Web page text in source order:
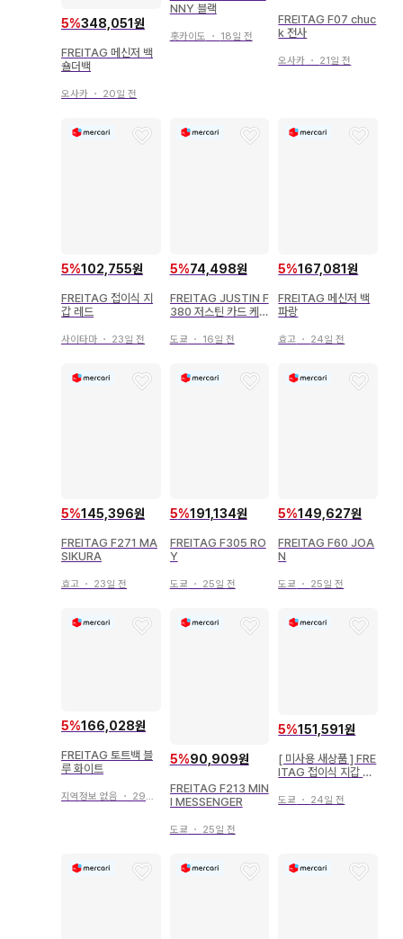
5%348,051원
FREITAG 메신저 백
숄더백
오사카 ・ 20일 전
NNY 블랙
홋카이도 ・ 18일 전
FREITAG F07 chuc
k 전사
오사카 ・ 21일 전
5%102,755원
FREITAG 접이식 지
갑 레드
사이타마 ・ 23일 전
5%74,498원
FREITAG JUSTIN F
380 저스틴 카드 케이
도쿄 ・ 16일 전
5%167,081원
FREITAG 메신저 백
파랑
효고 ・ 24일 전
5%145,396원
FREITAG F271 MA
SIKURA
효고 ・ 23일 전
5%191,134원
FREITAG F305 RO
Y
도쿄 ・ 25일 전
5%149,627원
FREITAG F60 JOA
N
도쿄 ・ 25일 전
5%166,028원
FREITAG 토트백 블
루 화이트
지역정보 없음 ・ 29일 전
5%90,909원
FREITAG F213 MIN
I MESSENGER
도쿄 ・ 25일 전
5%151,591원
[ 미사용 새상품 ] FRE
ITAG 접이식 지갑 레
도쿄 ・ 24일 전